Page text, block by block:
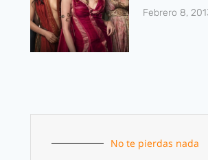
Febrero 8,
No te pierdas nada